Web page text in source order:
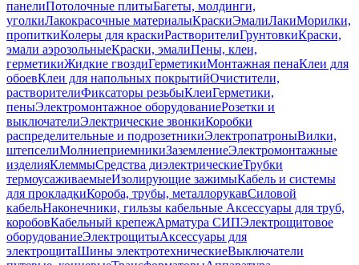
панелиПотолочные плитыБагеты, молдинги,
уголкиЛакокрасочные материалыКраскиЭмалиЛакиМорилки,
пропиткиКолеры для краскиРастворителиГрунтовкиКраски,
эмали аэрозольныеКраски, эмалиПены, клеи,
герметикиЖидкие гвоздиГерметикиМонтажная пенаКлеи для
обоевКлеи для напольных покрытийОчистители,
растворителиФиксаторы резьбыКлеиГерметики,
пеныЭлектромонтажное оборудованиеРозетки и
выключателиЭлектрические звонкиКоробки
распределительные и подрозетникиЭлектропатроныВилки,
штепселиМолниеприемникиЗаземлениеЭлектромонтажные
изделияКлеммыСредства диэлектрическиеТрубки
термоусаживаемыеИзолирующие зажимыКабель и системы
для прокладкиКороба, трубы, металлорукавСиловой
кабельНаконечники, гильзы кабельные Аксессуары для труб,
коробовКабельный крепежАрматура СИПЭлектрощитовое
оборудованиеЭлектрощитыАксессуары для
электрощитаШины электротехническиеВыключатели